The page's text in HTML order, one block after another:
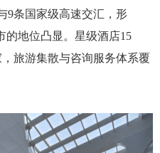
9条国家级高速交汇，形
的地位凸显 。星级酒店15
旅游集散与咨询服务体系覆